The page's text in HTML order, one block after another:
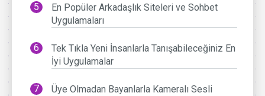
En Popüler Arkadaşlık Siteleri ve Sohbet
Uygulamaları
Tek Tıkla Yeni İnsanlarla Tanışabileceğiniz En
İyi Uygulamalar
Üye Olmadan Bayanlarla Kameralı Sesli